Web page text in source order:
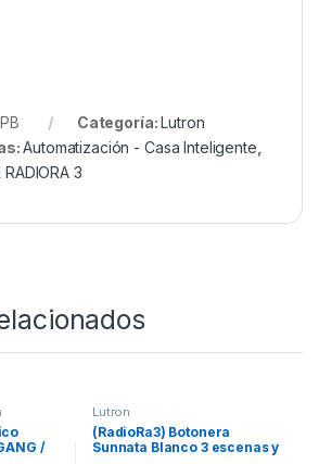
Categoría:Lutron
Automatización - Casa Inteligente
3
/
Lutron
(RadioRa3) Botonera
Sunnata Blanco 3 escenas y